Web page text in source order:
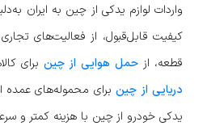
واردات لوازم یدکی از چین به ایران
کیفیت قابل‌قبول، از فعالیت‌های
قطعه، از حمل هوایی از چین برای
دریایی از چینبرای محموله‌های عمده
یدکی خودرو از چین با هزینه کمتر و